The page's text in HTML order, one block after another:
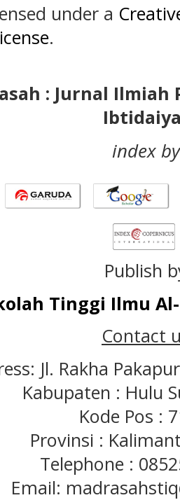
under a
.
: Jurnal Ilmiah
index
Publish
Tinggi Ilmu
Contact
Jl. Rakha
Kabupaten : Hulu
Kode Pos :
Provinsi :
Telephone :
Email: